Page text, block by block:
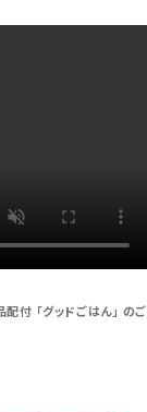
付 「グッドごはん」 の